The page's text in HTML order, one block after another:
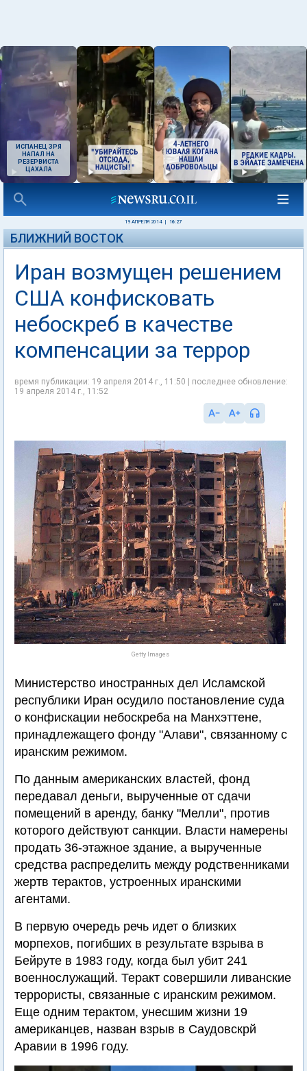
ИСПАНЕЦ ЗРЯ
НАПАЛ НА
РЕЗЕРВИСТА
ЦАХАЛА
19 АПРЕЛЯ 2014 16:27
БЛИЖНИЙ ВОСТОК
Иран возмущен решением
США конфисковать
небоскреб в качестве
компенсации за террор
время публикации: 19 апреля 2014 г., 11:50 | последнее обновление:
19 апреля 2014 г., 11:52
Getty Images
Министерство иностранных дел Исламской
республики Иран осудило постановление суда
о конфискации небоскреба на Манхэттене,
принадлежащего фонду "Алави", связанному с
иранским режимом.
По данным американских властей, фонд
передавал деньги, вырученные от сдачи
помещений в аренду, банку "Мелли", против
которого действуют санкции. Власти намерены
продать 36-этажное здание, а вырученные
средства распределить между родственниками
жертв терактов, устроенных иранскими
агентами.
В первую очередь речь идет о близких
морпехов, погибших в результате взрыва в
Бейруте в 1983 году, когда был убит 241
военнослужащий. Теракт совершили ливанские
террористы, связанные с иранским режимом.
Еще одним терактом, унесшим жизни 19
американцев, назван взрыв в Саудовскрй
Аравии в 1996 году.